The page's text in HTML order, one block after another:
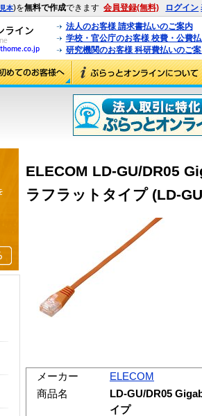
見本)を無料で作成できます 会員登録(無料) ログイン
法人のお客様 請求書払いのご案内
学校・官公庁のお客様 校費・公費
研究機関のお客様 科研費払いのご
ELECOM LD-GU/DR05
ラフラットタイプ (LD-
メーカー
ELECOM
商品名
LD-GU/DR05
イプ